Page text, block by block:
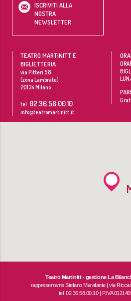
ISCRIVITI ALLA
NOSTRA
NEWSLETTER
TEATRO MARTINITT E
BIGLIETTERIA
via Pitteri 58
(zona Lambrate)
20134Milano
tel. 02 36.58.00.10
info@teatromartinitt.it
Teatro Martinitt - gestione La
rappresentante Stefano Marafante | via
tel. 02 36.58.00.10 | P.IVA